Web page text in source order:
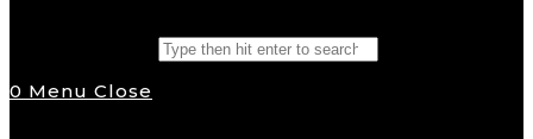
0 Menu Close